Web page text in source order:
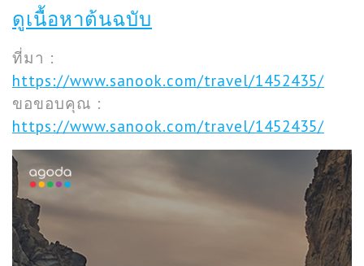
ดูเนื้อหาต้นฉบับ
ที่มา :
https://www.sanook.com/travel/1452435/
ขอขอบคุณ :
https://www.sanook.com/travel/1452435/